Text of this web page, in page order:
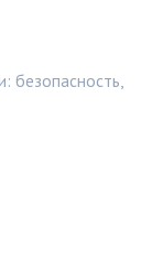
безопасность,